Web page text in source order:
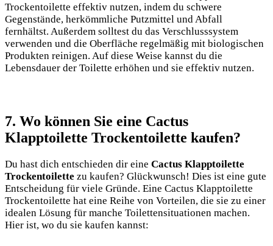
Trockentoilette effektiv nutzen, indem du schwere
Gegenstände, herkömmliche Putzmittel und Abfall
fernhältst. Außerdem solltest du das Verschlusssystem
verwenden und die Oberfläche regelmäßig mit biologischen
Produkten reinigen. Auf diese Weise kannst du die
Lebensdauer der Toilette erhöhen und sie effektiv nutzen.
7. Wo können Sie eine Cactus
Klapptoilette Trockentoilette kaufen?
Du hast dich entschieden dir eine Cactus Klapptoilette
Trockentoilette zu kaufen? Glückwunsch! Dies ist eine gute
Entscheidung für viele Gründe. Eine Cactus Klapptoilette
Trockentoilette hat eine Reihe von Vorteilen, die sie zu einer
idealen Lösung für manche Toilettensituationen machen.
Hier ist, wo du sie kaufen kannst: